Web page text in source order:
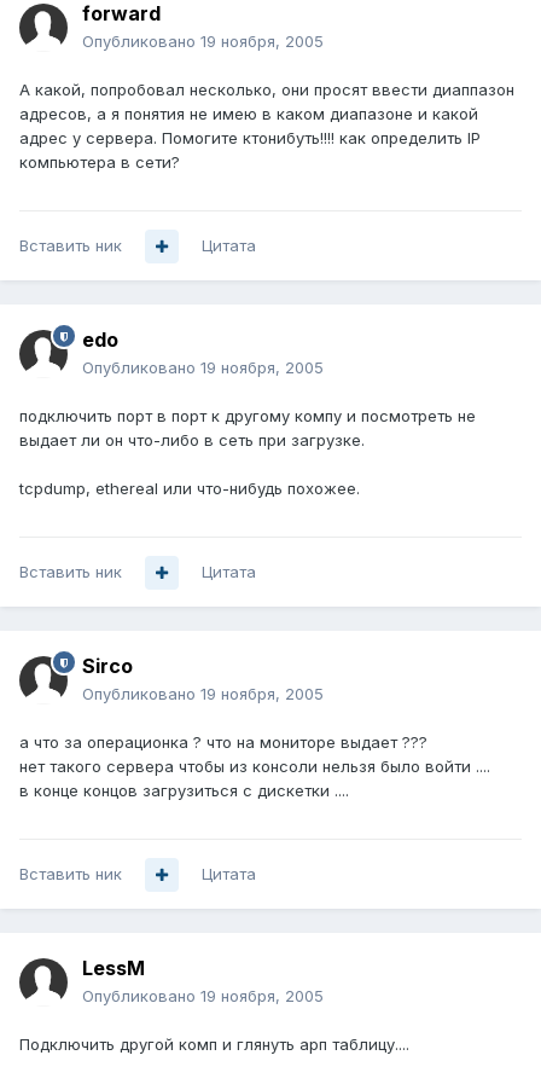
forward
Опубликовано 19 ноября, 2005
А какой, попробовал несколько, они просят ввести диаппазон
адресов, а я понятия не имею в каком диапазоне и какой
адрес у сервера. Помогите ктонибуть!!!! как определить IP
компьютера в сети?
Вставить ник Цитата
edo
Опубликовано 19 ноября, 2005
подключить порт в порт к другому компу и посмотреть не
выдает ли он что-либо в сеть при загрузке.
tcpdump, ethereal или что-нибудь похожее.
Вставить ник Цитата
Sirco
Опубликовано 19 ноября, 2005
а что за операционка ? что на мониторе выдает ???
нет такого сервера чтобы из консоли нельзя было войти ....
в конце концов загрузиться с дискетки ....
Вставить ник Цитата
LessM
Опубликовано 19 ноября, 2005
Подключить другой комп и глянуть арп таблицу....